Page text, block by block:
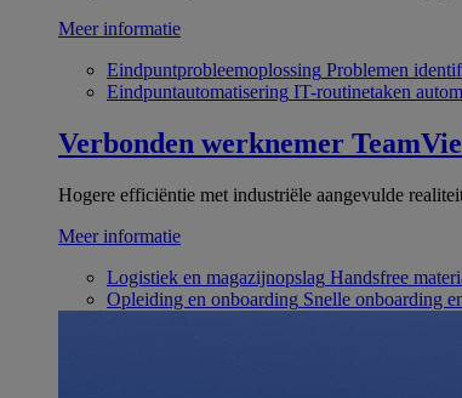
Meer informatie
Eindpuntprobleemoplossing Problemen
Eindpuntautomatisering IT-routinetaken
Verbonden werknemer
Hogere efficiëntie met industriële aangevulde
Meer informatie
Logistiek en magazijnopslag Handsfree
Opleiding en onboarding Snelle onboarding